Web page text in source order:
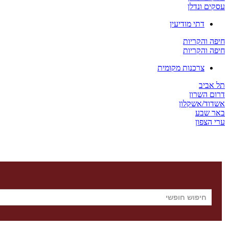
עסקים ונדלן
דתי מודיעין
חיפה והקריות
חיפה והקריות
צרכנות מקומית
תל אביב
דרום השרון
אשדוד/אשקלון
באר שבע
ערי הצפון